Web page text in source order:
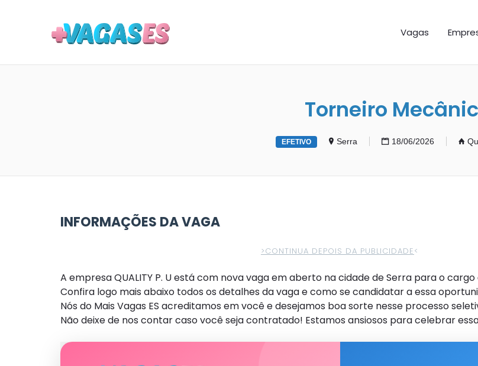
Vagas
Torneiro
EFETIVO Serra 18/06/2026
INFORMAÇÕES DA VAGA
>CONTINUA DEPOIS DA PUBLICIDADE<
A empresa QUALITY P. U está com nova vaga em aberto na cidade de Serra para o
Confira logo mais abaixo todos os detalhes da vaga e como se candidatar a essa
Nós do Mais Vagas ES acreditamos em você e desejamos boa sorte nesse processo
Não deixe de nos contar caso você seja contratado! Estamos ansiosos para celebrar